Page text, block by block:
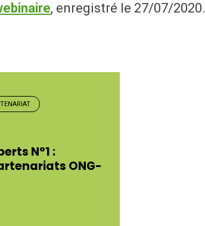
, enregistré le 27/07/2020.
N°1 :
ONG-